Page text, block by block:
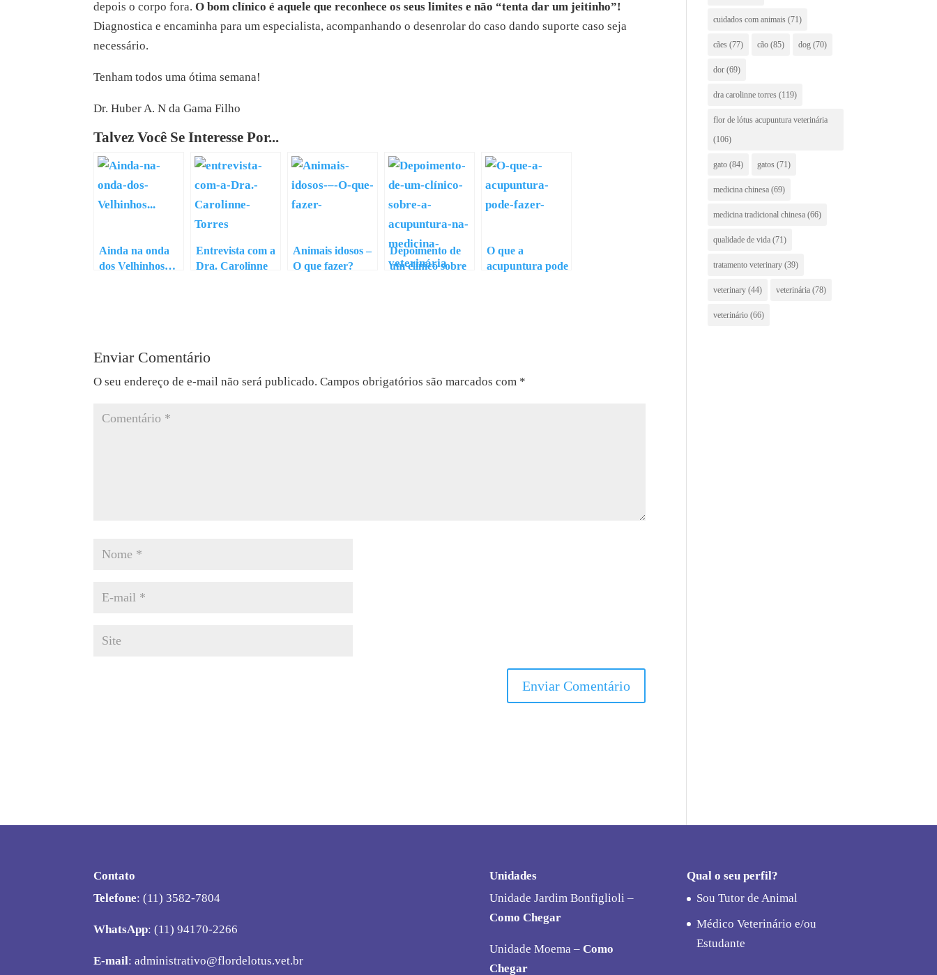
depois o corpo fora.O bom clínico é aquele que reconhece os seus limites e não “tenta dar um jeitinho”!
Diagnostica e encaminha para um especialista, acompanhando o desenrolar do caso dando suporte caso seja
necessário.
Tenham todos uma ótima semana!
Dr. Huber A. N da Gama Filho
Talvez Você Se Interesse Por...
Ainda na onda
dos Velhinhos…
Entrevista com a
Dra. Carolinne
Animais idosos –
O que fazer?
Depoimento de
um clínico sobre
O que a
acupuntura pode
Enviar Comentário
O seu endereço de e-mail não será publicado. Campos obrigatórios são marcados com *
cuidados com animais (71)
cães (77) cão (85) dog (70)
dor (69)
dra carolinne torres (119)
flor de lótus acupuntura veterinária
(106)
gato (84) gatos (71)
medicina chinesa (69)
medicina tradicional chinesa (66)
qualidade de vida (71)
tratamento veterinary (39)
veterinary (44) veterinária (78)
veterinário (66)
Contato
Telefone: (11) 3582-7804
WhatsApp: (11) 94170-2266
E-mail: administrativo@flordelotus.vet.br
Unidades
Unidade Jardim Bonfiglioli –
Como Chegar
Unidade Moema – Como
Chegar
Qual o seu perfil?
Sou Tutor de Animal
Médico Veterinário e/ou
Estudante